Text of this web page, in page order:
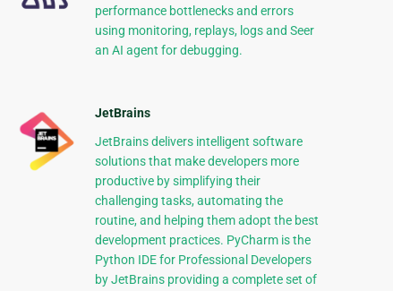
performance bottlenecks and errors
using monitoring, replays, logs and Seer
an AI agent for debugging.
JetBrains
JetBrains delivers intelligent software
solutions that make developers more
productive by simplifying their
challenging tasks, automating the
routine, and helping them adopt the best
development practices. PyCharm is the
Python IDE for Professional Developers
by JetBrains providing a complete set of